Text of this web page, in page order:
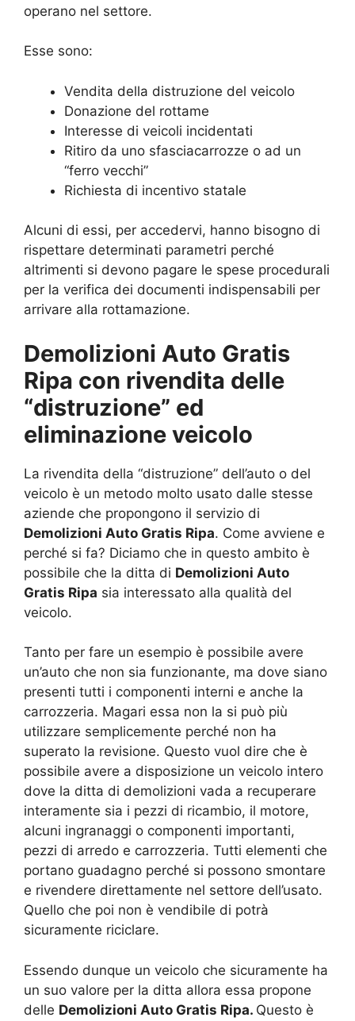
operano nel settore.
Esse sono:
Vendita della distruzione del veicolo
Donazione del rottame
Interesse di veicoli incidentati
Ritiro da uno sfasciacarrozze o ad un
“ferro vecchi”
Richiesta di incentivo statale
Alcuni di essi, per accedervi, hanno bisogno di
rispettare determinati parametri perché
altrimenti si devono pagare le spese procedurali
per la verifica dei documenti indispensabili per
arrivare alla rottamazione.
Demolizioni Auto Gratis
Ripa con rivendita delle
“distruzione” ed
eliminazione veicolo
La rivendita della “distruzione” dell’auto o del
veicolo è un metodo molto usato dalle stesse
aziende che propongono il servizio di
Demolizioni Auto Gratis Ripa. Come avviene e
perché si fa? Diciamo che in questo ambito è
possibile che la ditta di Demolizioni Auto
Gratis Ripa sia interessato alla qualità del
veicolo.
Tanto per fare un esempio è possibile avere
un’auto che non sia funzionante, ma dove siano
presenti tutti i componenti interni e anche la
carrozzeria. Magari essa non la si può più
utilizzare semplicemente perché non ha
superato la revisione. Questo vuol dire che è
possibile avere a disposizione un veicolo intero
dove la ditta di demolizioni vada a recuperare
interamente sia i pezzi di ricambio, il motore,
alcuni ingranaggi o componenti importanti,
pezzi di arredo e carrozzeria. Tutti elementi che
portano guadagno perché si possono smontare
e rivendere direttamente nel settore dell’usato.
Quello che poi non è vendibile di potrà
sicuramente riciclare.
Essendo dunque un veicolo che sicuramente ha
un suo valore per la ditta allora essa propone
delle Demolizioni Auto Gratis Ripa. Questo è